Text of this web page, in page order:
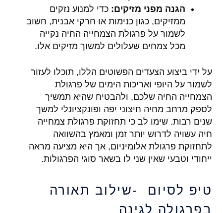
הגנה מפני מזיקים: כדי למנוע נזקים
ממזיקים, כגון כנימות או חרקי אבנית, חשוב
לשמור על פרגולת הצמחייה החיה נקייה
מכל צמחים שעלולים למשוך מזיקים אלו.
על ידי ביצוע הצעדים הפשוטים הללו, תוכלו לעזור
לשמור על היופי ואריכות הימים של פרגולת
הצמחייה החיה שלכם, ולהבטיח שהיא תמשיך
לספק מרחב מחיה חיצוני יפה ופונקציונלי למשך
שנים רבות. שימו לב כי תחזוקת פרגולת צמחייה
חיה עשויה לדרוש יותר זמן ומאמץ בהשוואה
לתחזוקת פרגולת אלומיניום, אך היא מציעה מראה
ייחודי וטבעי שאין שני לו בשאר סוגי הפרגולות.
טיפ לסיום -שילוב תאורה
בפרגולה לגינה